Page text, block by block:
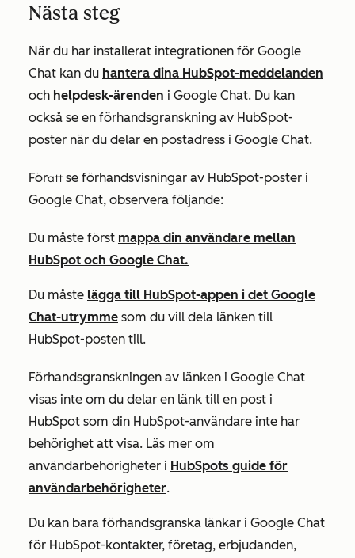
Nästa steg
När du har installerat integrationen för Google
Chat kan du hantera dina HubSpot-meddelanden
och helpdesk-ärenden i Google Chat. Du kan
också se en förhandsgranskning av HubSpot-
poster när du delar en postadress i Google Chat.
Föratt se förhandsvisningar av HubSpot-poster i
Google Chat, observera följande:
Du måste först mappa din användare mellan
HubSpot och Google Chat.
Du måste lägga till HubSpot-appen i det Google
Chat-utrymme som du vill dela länken till
HubSpot-posten till.
Förhandsgranskningen av länken i Google Chat
visas inte om du delar en länk till en post i
HubSpot som din HubSpot-användare inte har
behörighet att visa. Läs mer om
användarbehörigheter i HubSpots guide för
användarbehörigheter.
Du kan bara förhandsgranska länkar i Google Chat
för HubSpot-kontakter, företag, erbjudanden,